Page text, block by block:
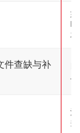
件查缺与补
如
发
上
注